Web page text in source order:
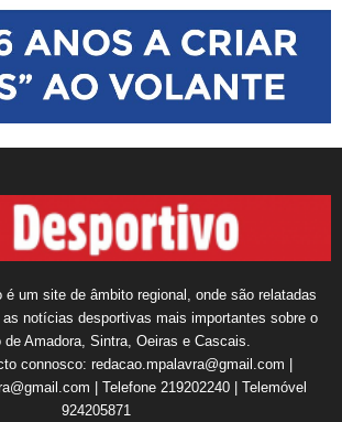
é um site de âmbito regional, onde são relatadas
notícias desportivas mais importantes sobre o
de Amadora, Sintra, Oeiras e Cascais.
connosco: redacao.mpalavra@gmail.com |
| Telefone 219202240 | Telemóvel
924205871